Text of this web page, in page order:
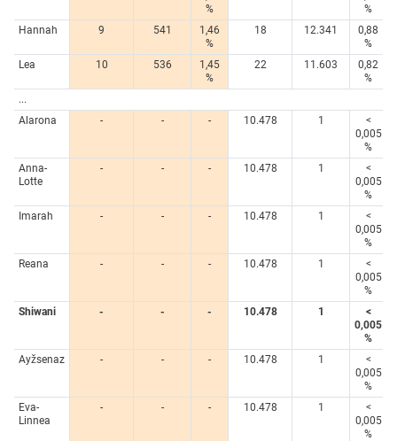
%
%
Hannah
9 541
1,46
%
18 12.341
0,88
%
Lea
10 536
1,45
%
22 11.603
0,82
%
...
Alarona
- - - 10.478 1
<
0,005
%
Anna-
Lotte
- - - 10.478 1
<
0,005
%
Imarah
- - - 10.478 1
<
0,005
%
Reana
- - - 10.478 1
<
0,005
%
Shiwani
- - - 10.478 1
<
0,005
%
Ayžsenaz
- - - 10.478 1
<
0,005
%
Eva-
Linnea
- - - 10.478 1
<
0,005
%